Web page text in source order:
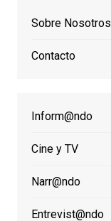
Sobre Nosotros
Contacto
Inform@ndo
Cine y TV
Narr@ndo
Entrevist@ndo